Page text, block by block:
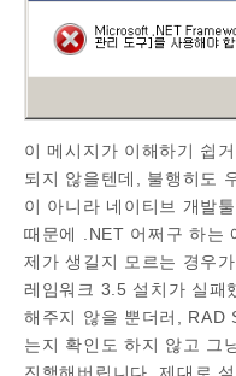
이 메시지가 이해하기 쉽
되지 않을텐데, 불행히도
이 아니라 네이티브 개발
때문에 .NET 어쩌구 하는
제가 생길지 모르는 경우
레임워크 3.5 설치가 실패
해주지 않을 뿐더러, RAD
는지 확인도 하지 않고 그